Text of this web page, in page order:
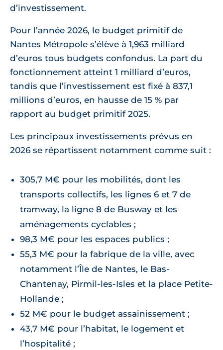
d’investissement.
Pour l’année 2026, le budget primitif de
Nantes Métropole s’élève à 1,963 milliard
d’euros tous budgets confondus. La part du
fonctionnement atteint 1 milliard d’euros,
tandis que l’investissement est fixé à 837,1
millions d’euros, en hausse de 15 % par
rapport au budget primitif 2025.
Les principaux investissements prévus en
2026 se répartissent notamment comme suit :
305,7 M€ pour les mobilités, dont les
transports collectifs, les lignes 6 et 7 de
tramway, la ligne 8 de Busway et les
aménagements cyclables ;
98,3 M€ pour les espaces publics ;
55,3 M€ pour la fabrique de la ville, avec
notamment l’Île de Nantes, le Bas-
Chantenay, Pirmil-les-Isles et la place Petite-
Hollande ;
52 M€ pour le budget assainissement ;
43,7 M€ pour l’habitat, le logement et
l’hospitalité ;